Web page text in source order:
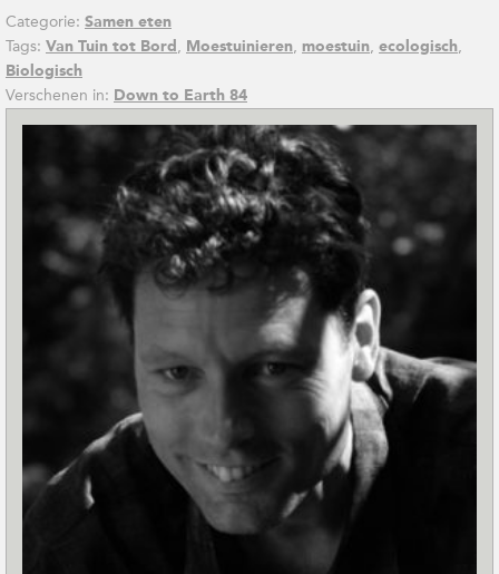
Categorie: Samen eten
Tags: Van Tuin tot Bord , Moestuinieren, moestuin, ecologisch,
Biologisch
Verschenen in: Down to Earth 84